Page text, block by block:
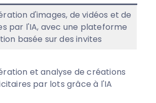
d'images, de vidéos et de
par l'IA, avec une plateforme
basée sur des invites
et analyse de créations
par lots grâce à l'IA